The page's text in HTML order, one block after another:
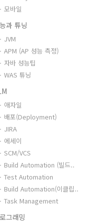
모바일
과 튜닝
JVM
APM (AP 성능 측정)
자바 성능팁
WAS 튜닝
애자일
배포(Deployment)
JIRA
에세이
SCM/VCS
Build Automation (빌드..
Test Automation
Build Automation(이클립..
Task Management
그래밍